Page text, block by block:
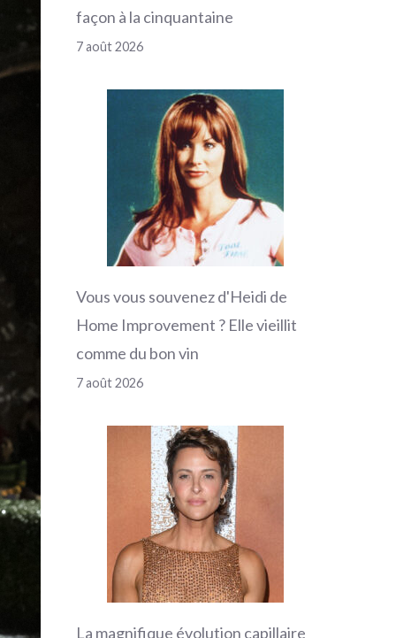
façon à la cinquantaine
7 août 2026
Vous vous souvenez d'Heidi de
Home Improvement ? Elle vieillit
comme du bon vin
7 août 2026
La magnifique évolution capillaire